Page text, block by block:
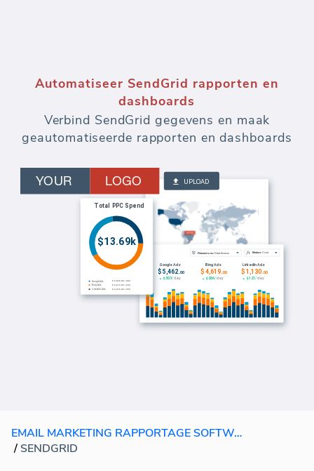
Automatiseer SendGrid rapporten en
dashboards
Verbind SendGrid gegevens en maak
geautomatiseerde rapporten en dashboards
EMAIL MARKETING RAPPORTAGE SOFTWARE
/ SENDGRID